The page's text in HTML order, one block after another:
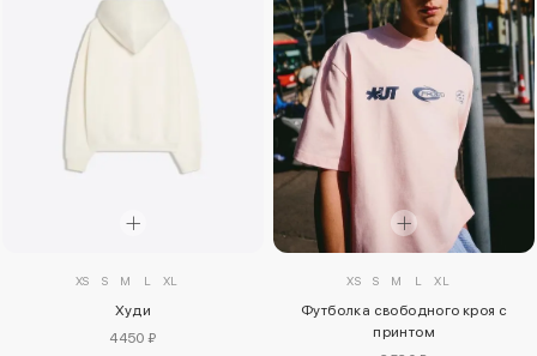
XS S M L XL
Худи
4450 ₽
XS S M L XL
Футболка свободного кроя с
принтом